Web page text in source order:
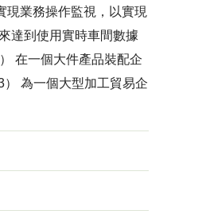
現業務操作監視，以實現
達到使用實時車間數據
在一個大件產品裝配企
為一個大型加工貿易企